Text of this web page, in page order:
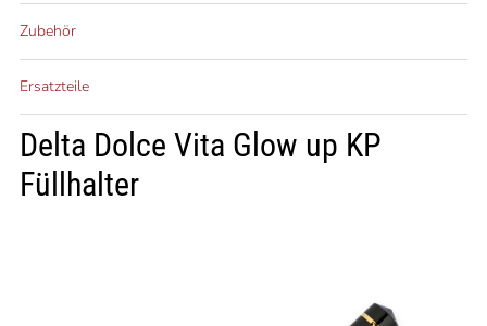
Zubehör
Ersatzteile
Delta Dolce Vita Glow up KP
Füllhalter